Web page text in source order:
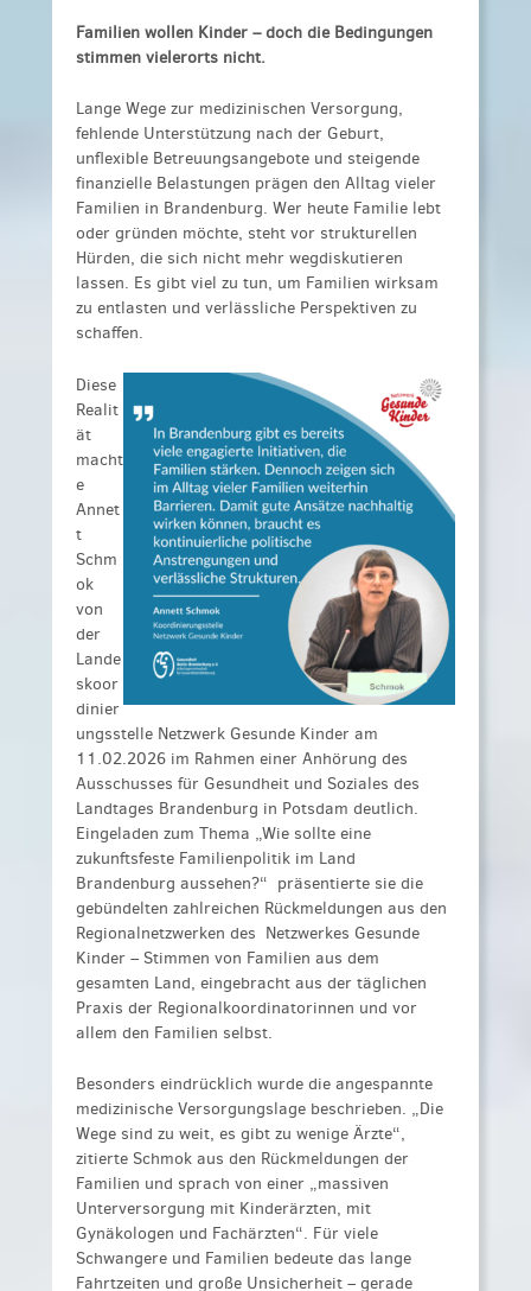
Familien wollen Kinder – doch die Bedingungen
stimmen vielerorts nicht.
Lange Wege zur medizinischen Versorgung,
fehlende Unterstützung nach der Geburt,
unflexible Betreuungsangebote und steigende
finanzielle Belastungen prägen den Alltag vieler
Familien in Brandenburg. Wer heute Familie lebt
oder gründen möchte, steht vor strukturellen
Hürden, die sich nicht mehr wegdiskutieren
lassen. Es gibt viel zu tun, um Familien wirksam
zu entlasten und verlässliche Perspektiven zu
schaffen.
Diese
Realit
ät
macht
e
Annet
t
Schm
ok
von
der
Lande
skoor
dinier
ungsstelle Netzwerk Gesunde Kinder am
11.02.2026 im Rahmen einer Anhörung des
Ausschusses für Gesundheit und Soziales des
Landtages Brandenburg in Potsdam deutlich.
Eingeladen zum Thema „Wie sollte eine
zukunftsfeste Familienpolitik im Land
Brandenburg aussehen?“ präsentierte sie die
gebündelten zahlreichen Rückmeldungen aus den
Regionalnetzwerken des Netzwerkes Gesunde
Kinder – Stimmen von Familien aus dem
gesamten Land, eingebracht aus der täglichen
Praxis der Regionalkoordinatorinnen und vor
allem den Familien selbst.
Besonders eindrücklich wurde die angespannte
medizinische Versorgungslage beschrieben. „Die
Wege sind zu weit, es gibt zu wenige Ärzte“,
zitierte Schmok aus den Rückmeldungen der
Familien und sprach von einer „massiven
Unterversorgung mit Kinderärzten, mit
Gynäkologen und Fachärzten“. Für viele
Schwangere und Familien bedeute das lange
Fahrtzeiten und große Unsicherheit – gerade